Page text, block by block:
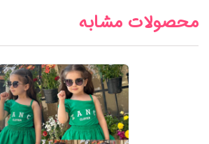
محصولات مشابه